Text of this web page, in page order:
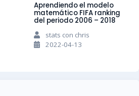
Aprendiendo el modelo
matemático FIFA ranking
del periodo 2006 – 2018
stats con chris
2022-04-13